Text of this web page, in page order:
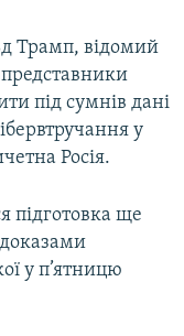
Трамп, відомий
під сумнів дані
у
Росія.
підготовка ще
у п’ятницю